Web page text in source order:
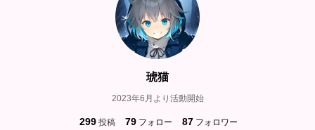
琥猫
2023年6月より活動開始
299 投稿 79 フォロー 87 フォロワー